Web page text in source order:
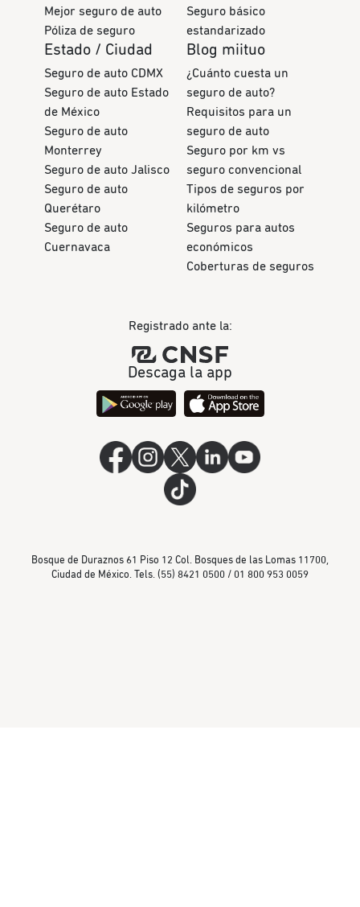
Mejor seguro de auto
Póliza de seguro
Seguro básico
estandarizado
Estado / Ciudad
Seguro de auto CDMX
Seguro de auto Estado
de México
Seguro de auto
Monterrey
Seguro de auto Jalisco
Seguro de auto
Querétaro
Seguro de auto
Cuernavaca
Blog miituo
¿Cuánto cuesta un
seguro de auto?
Requisitos para un
seguro de auto
Seguro por km vs
seguro convencional
Tipos de seguros por
kilómetro
Seguros para autos
económicos
Coberturas de seguros
Registrado ante la:
Descaga la app
Bosque de Duraznos 61 Piso 12 Col. Bosques de las Lomas 11700,
Ciudad de México. Tels. (55) 8421 0500 / 01 800 953 0059